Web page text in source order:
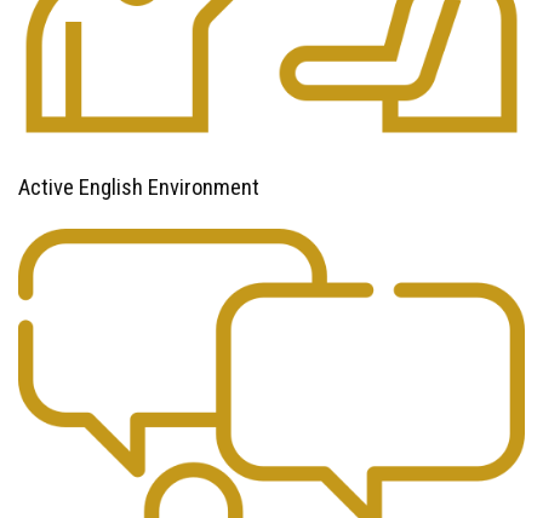
Active English Environment